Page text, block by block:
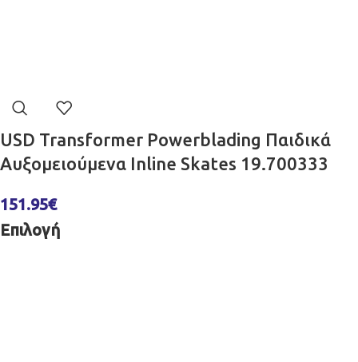
USD Transformer Powerblading Παιδικά
Αυξομειούμενα Inline Skates 19.700333
151.95€
Επιλογή